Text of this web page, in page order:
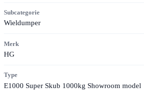
Subcategorie
Wieldumper
Merk
HG
Type
E1000 Super Skub 1000kg Showroom model